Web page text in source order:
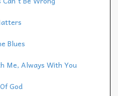
Blues
Me, Always With You
God